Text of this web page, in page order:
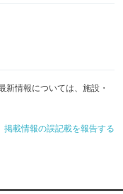
情報については、施設・
掲載情報の誤記載を報告する